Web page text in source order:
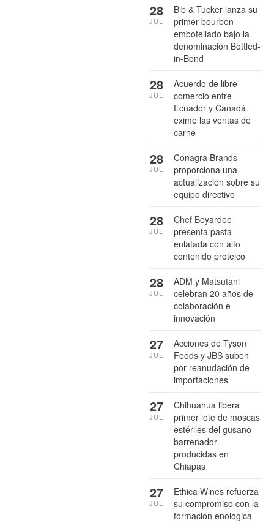
Bib & Tucker lanza su
primer bourbon
embotellado bajo la
denominación Bottled-
in-Bond
28
JUL
Acuerdo de libre
comercio entre
Ecuador y Canadá
exime las ventas de
carne
28
JUL
Conagra Brands
proporciona una
actualización sobre su
equipo directivo
28
JUL
Chef Boyardee
presenta pasta
enlatada con alto
contenido proteico
28
JUL
ADM y Matsutani
celebran 20 años de
colaboración e
innovación
28
JUL
Acciones de Tyson
Foods y JBS suben
por reanudación de
importaciones
27
JUL
Chihuahua libera
primer lote de moscas
estériles del gusano
barrenador
producidas en
Chiapas
27
JUL
Ethica Wines refuerza
su compromiso con la
formación enológica
27
JUL